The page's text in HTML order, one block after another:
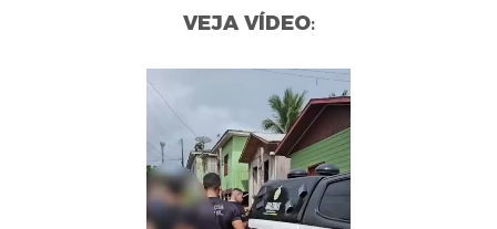
VEJA VÍDEO: